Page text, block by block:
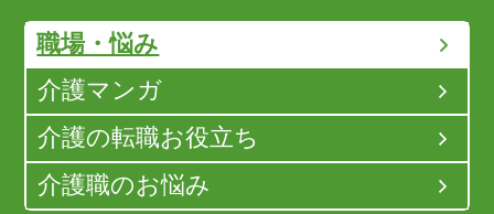
職場・悩み
介護マンガ
介護の転職お役立ち
介護職のお悩み